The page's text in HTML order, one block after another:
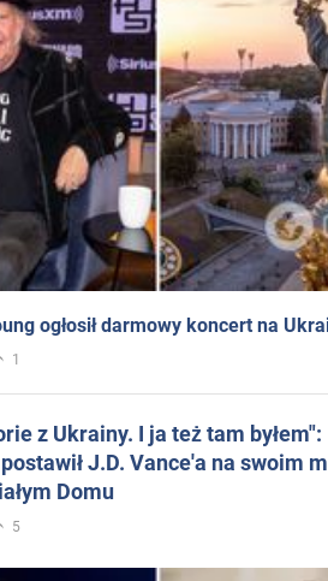
ogłosił darmowy koncert na
1
z Ukrainy. I ja też tam
J.D. Vance'a na swoim
Domu
5